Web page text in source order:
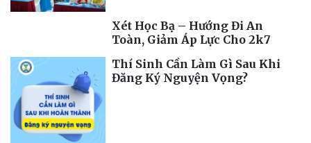
Xét Học Bạ – Hướng Đi An
Toàn, Giảm Áp Lực Cho 2k7
Thí Sinh Cần Làm Gì Sau Khi
Đăng Ký Nguyện Vọng?